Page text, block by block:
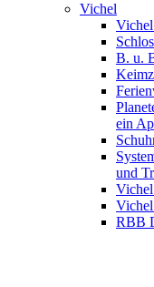
Vichel
B. u.
ein
und
RBB